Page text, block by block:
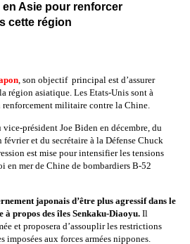
Asie pour renforcer
cette région
, son objectif principal est d’assurer
région asiatique. Les Etats-Unis sont à
militaire contre la Chine.
président Joe Biden en décembre, du
février et du secrétaire à la Défense Chuck
est mise pour intensifier les tensions
en mer de Chine de bombardiers B-52
japonais d’être plus agressif dans le
à propos des îles Senkaku-Diaoyu. Il
et proposera d’assouplir les restrictions
aux forces armées nippones.